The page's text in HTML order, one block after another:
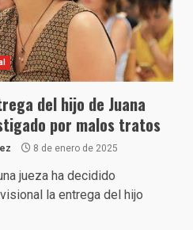
del hijo de Juana
por malos tratos
8 de enero de 2025
jueza ha decidido
la entrega del hijo